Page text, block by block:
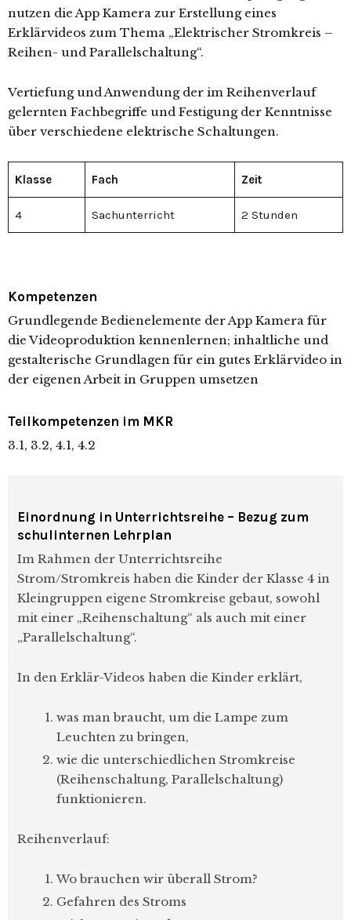
nutzen die App Kamera zur Erstellung eines
Erklärvideos zum Thema „Elektrischer Stromkreis –
Reihen- und Parallelschaltung“.
Vertiefung und Anwendung der im Reihenverlauf
gelernten Fachbegriffe und Festigung der Kenntnisse
über verschiedene elektrische Schaltungen.
Klasse Fach Zeit
4 Sachunterricht 2 Stunden
Kompetenzen
Grundlegende Bedienelemente der App Kamera für
die Videoproduktion kennenlernen; inhaltliche und
gestalterische Grundlagen für ein gutes Erklärvideo in
der eigenen Arbeit in Gruppen umsetzen
Teilkompetenzen im MKR
3.1, 3.2, 4.1, 4.2
Einordnung in Unterrichtsreihe – Bezug zum
schulinternen Lehrplan
Im Rahmen der Unterrichtsreihe
Strom/Stromkreis haben die Kinder der Klasse 4 in
Kleingruppen eigene Stromkreise gebaut, sowohl
mit einer „Reihenschaltung“ als auch mit einer
„Parallelschaltung“.
In den Erklär-Videos haben die Kinder erklärt,
was man braucht, um die Lampe zum
Leuchten zu bringen,
wie die unterschiedlichen Stromkreise
(Reihenschaltung, Parallelschaltung)
funktionieren.
Reihenverlauf:
Wo brauchen wir überall Strom?
Gefahren des Stroms